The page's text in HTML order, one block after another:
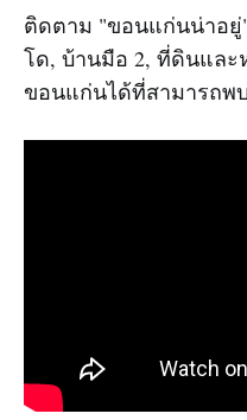
ติดตาม "ขอนแก่นน่าอยู่
โด, บ้านมือ 2, ที่ดินและ
ขอนแก่นได้ที่สามารถพ